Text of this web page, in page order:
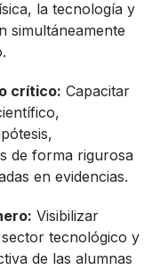
la tecnología y
simultáneamente
crítico: Capacitar
de forma rigurosa
en evidencias.
Visibilizar
tecnológico y
de las alumnas